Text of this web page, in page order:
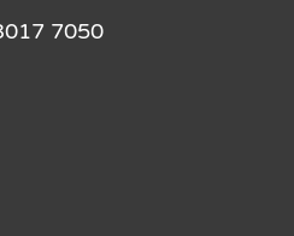
7050